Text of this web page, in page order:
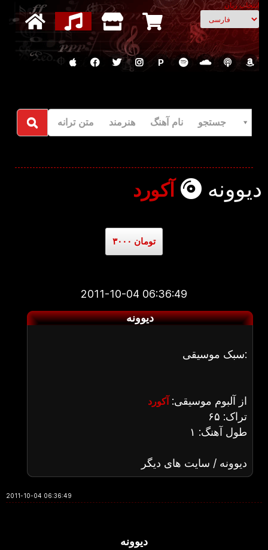
انتخاب زبان
P
جستجو نام آهنگ هنرمند متن ترانه
دیوونه آکورد
۳۰۰۰ تومان
2011-10-04 06:36:49
دیوونه
سبک موسیقی:
از آلبوم موسیقی: آکورد
تراک: ۶۵
طول آهنگ: ۱
دیوونه / سایت های دیگر
2011-10-04 06:36:49
دیوونه